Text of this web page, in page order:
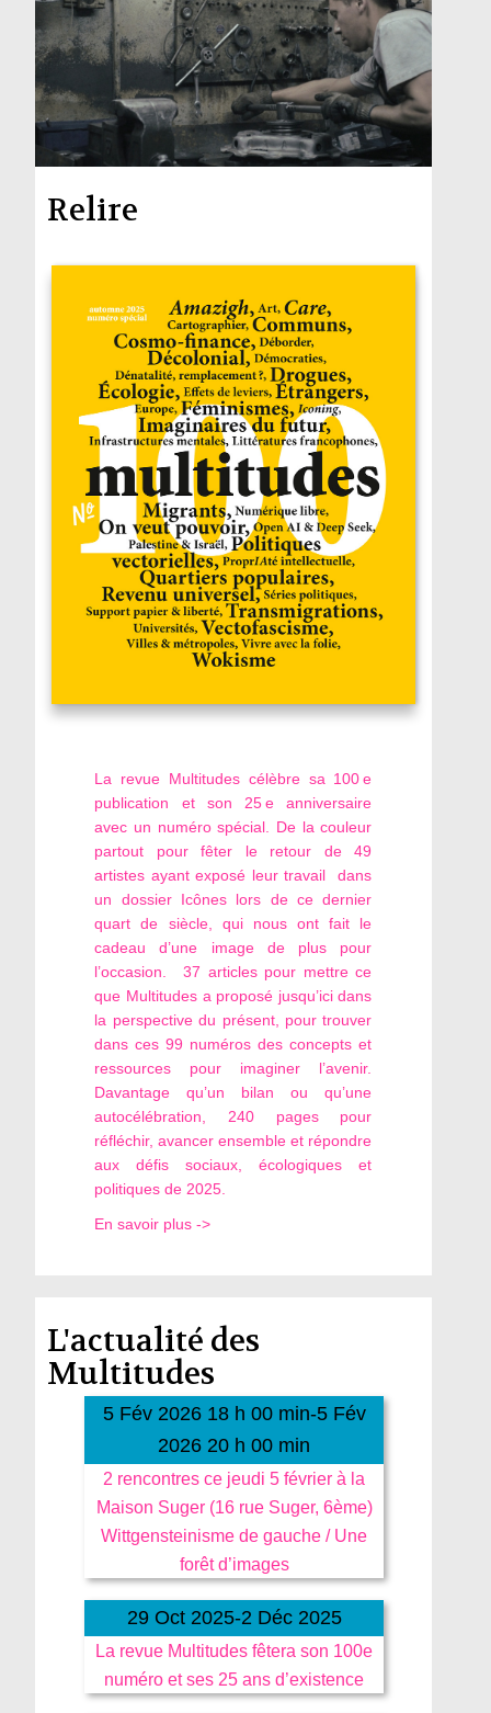
Relire
La revue Multitudes célèbre sa 100 e
publication et son 25 e anniversaire
avec un numéro spécial. De la couleur
partout pour fêter le retour de 49
artistes ayant exposé leur travail dans
un dossier Icônes lors de ce dernier
quart de siècle, qui nous ont fait le
cadeau d’une image de plus pour
l’occasion. 37 articles pour mettre ce
que Multitudes a proposé jusqu’ici dans
la perspective du présent, pour trouver
dans ces 99 numéros des concepts et
ressources pour imaginer l’avenir.
Davantage qu’un bilan ou qu’une
autocélébration, 240 pages pour
réfléchir, avancer ensemble et répondre
aux défis sociaux, écologiques et
politiques de 2025.
En savoir plus ->
L'actualité des
Multitudes
5 Fév 2026 18 h 00 min-5 Fév
2026 20 h 00 min
2 rencontres ce jeudi 5 février à la
Maison Suger (16 rue Suger, 6ème)
Wittgensteinisme de gauche / Une
forêt d’images
29 Oct 2025-2 Déc 2025
La revue Multitudes fêtera son 100e
numéro et ses 25 ans d’existence